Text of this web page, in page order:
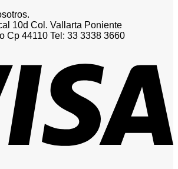
10d Col. Vallarta Poniente
Cp 44110 Tel: 33 3338 3660